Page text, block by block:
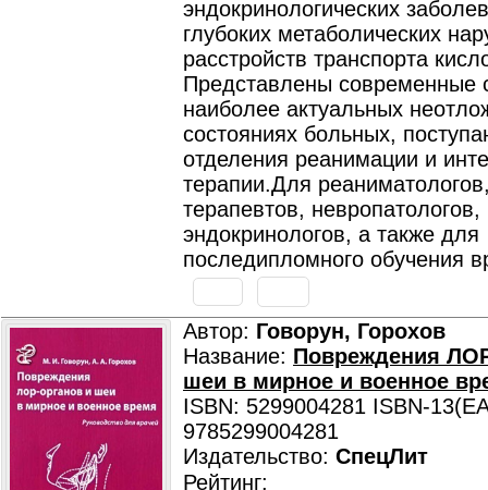
эндокринологических
глубоких метаболических
расстройств транспорта
Представлены современные
наиболее актуальных
состояниях больных,
отделения реанимации и
терапии.Для
терапевтов, невропатологов,
эндокринологов, а также для
последипломного обучения
Автор: Говорун, Горохов
Название: Повреждения
шеи в мирное и военное
ISBN: 5299004281 ISBN-
9785299004281
Издательство: СпецЛит
Рейтинг: